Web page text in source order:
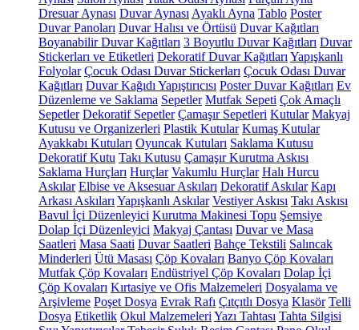
Dresuar Aynası Duvar Aynası Ayaklı Ayna Tablo Poster
Duvar Panoları Duvar Halısı ve Örtüsü Duvar Kağıtları
Boyanabilir Duvar Kağıtları 3 Boyutlu Duvar Kağıtları Duvar
Stickerları ve Etiketleri Dekoratif Duvar Kağıtları Yapışkanlı
Folyolar Çocuk Odası Duvar Stickerları Çocuk Odası Duvar
Kağıtları Duvar Kağıdı Yapıştırıcısı Poster Duvar Kağıtları Ev
Düzenleme ve Saklama Sepetler Mutfak Sepeti Çok Amaçlı
Sepetler Dekoratif Sepetler Çamaşır Sepetleri Kutular Makyaj
Kutusu ve Organizerleri Plastik Kutular Kumaş Kutular
Ayakkabı Kutuları Oyuncak Kutuları Saklama Kutusu
Dekoratif Kutu Takı Kutusu Çamaşır Kurutma Askısı
Saklama Hurçları Hurçlar Vakumlu Hurçlar Halı Hurcu
Askılar Elbise ve Aksesuar Askıları Dekoratif Askılar Kapı
Arkası Askıları Yapışkanlı Askılar Vestiyer Askısı Takı Askısı
Bavul İçi Düzenleyici Kurutma Makinesi Topu Şemsiye
Dolap İçi Düzenleyici Makyaj Çantası Duvar ve Masa
Saatleri Masa Saati Duvar Saatleri Bahçe Tekstili Salıncak
Minderleri Ütü Masası Çöp Kovaları Banyo Çöp Kovaları
Mutfak Çöp Kovaları Endüstriyel Çöp Kovaları Dolap İçi
Çöp Kovaları Kırtasiye ve Ofis Malzemeleri Dosyalama ve
Arşivleme Poşet Dosya Evrak Rafı Çıtçıtlı Dosya Klasör Telli
Dosya Etiketlik Okul Malzemeleri Yazı Tahtası Tahta Silgisi